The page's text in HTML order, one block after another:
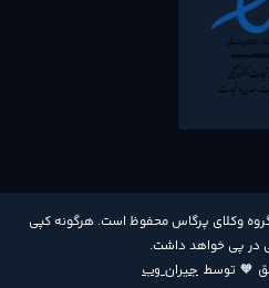
وکلای پرگاس محفوظ است. هرگونه کپی
در پی خواهد داشت​​​​​​​.
🧡 توسط جیران وب